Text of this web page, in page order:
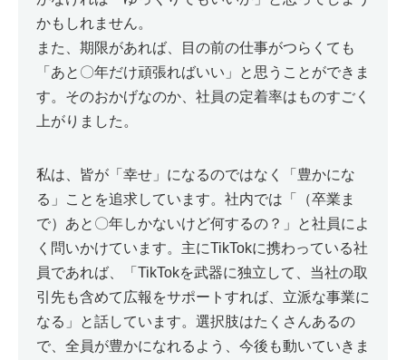
かもしれません。
また、期限があれば、目の前の仕事がつらくても
「あと〇年だけ頑張ればいい」と思うことができま
す。そのおかげなのか、社員の定着率はものすごく
上がりました。
私は、皆が「幸せ」になるのではなく「豊かにな
る」ことを追求しています。社内では「（卒業ま
で）あと〇年しかないけど何するの？」と社員によ
く問いかけています。主にTikTokに携わっている社
員であれば、「TikTokを武器に独立して、当社の取
引先も含めて広報をサポートすれば、立派な事業に
なる」と話しています。選択肢はたくさんあるの
で、全員が豊かになれるよう、今後も動いていきま